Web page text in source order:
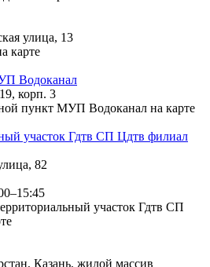
улица, 13
Водоканал
корп. 3
участок Гдтв СП Цдтв филиал
82
Казань, жилой массив